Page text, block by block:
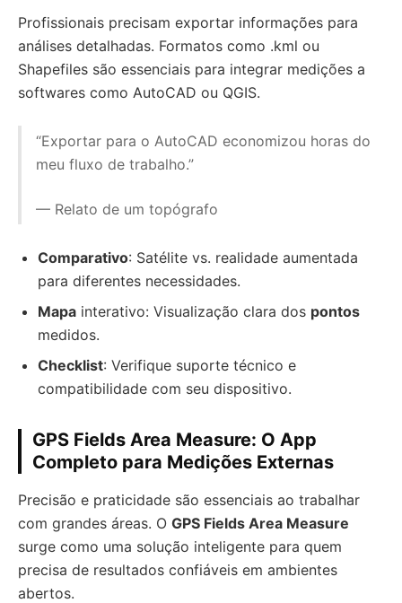
Profissionais precisam exportar informações para
análises detalhadas. Formatos como .kml ou
Shapefiles são essenciais para integrar medições a
softwares como AutoCAD ou QGIS.
“Exportar para o AutoCAD economizou horas do
meu fluxo de trabalho.”
— Relato de um topógrafo
Comparativo: Satélite vs. realidade aumentada
para diferentes necessidades.
Mapa interativo: Visualização clara dos pontos
medidos.
Checklist: Verifique suporte técnico e
compatibilidade com seu dispositivo.
GPS Fields Area Measure: O App
Completo para Medições Externas
Precisão e praticidade são essenciais ao trabalhar
com grandes áreas. O GPS Fields Area Measure
surge como uma solução inteligente para quem
precisa de resultados confiáveis em ambientes
abertos.